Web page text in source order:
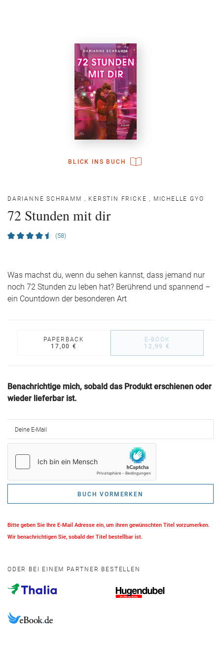
BLICK INS BUCH
DARIANNE SCHRAMM , KERSTIN FRICKE , MICHELLE GYO
72 Stunden mit dir
(58)
Was machst du, wenn du sehen kannst, dass jemand nur
noch 72 Stunden zu leben hat? Berührend und spannend –
ein Countdown der besonderen Art
PAPERBACK
17,00 €
E-BOOK
12,99 €
Benachrichtige mich, sobald das Produkt erschienen oder
wieder lieferbar ist.
BUCH VORMERKEN
Bitte geben Sie Ihre E-Mail Adresse ein, um ihren gewünschten Titel vorzumerken.
Wir benachrichtigen Sie, sobald der Titel bestellbar ist.
ODER BEI EINEM PARTNER BESTELLEN